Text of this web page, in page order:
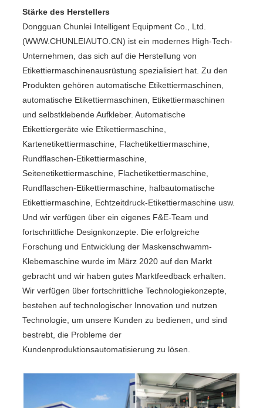
Stärke des Herstellers
Dongguan Chunlei Intelligent Equipment Co., Ltd.
(WWW.CHUNLEIAUTO.CN) ist ein modernes High-Tech-
Unternehmen, das sich auf die Herstellung von
Etikettiermaschinenausrüstung spezialisiert hat. Zu den
Produkten gehören automatische Etikettiermaschinen,
automatische Etikettiermaschinen, Etikettiermaschinen
und selbstklebende Aufkleber. Automatische
Etikettiergeräte wie Etikettiermaschine,
Kartenetikettiermaschine, Flachetikettiermaschine,
Rundflaschen-Etikettiermaschine,
Seitenetikettiermaschine, Flachetikettiermaschine,
Rundflaschen-Etikettiermaschine, halbautomatische
Etikettiermaschine, Echtzeitdruck-Etikettiermaschine usw.
Und wir verfügen über ein eigenes F&E-Team und
fortschrittliche Designkonzepte. Die erfolgreiche
Forschung und Entwicklung der Maskenschwamm-
Klebemaschine wurde im März 2020 auf den Markt
gebracht und wir haben gutes Marktfeedback erhalten.
Wir verfügen über fortschrittliche Technologiekonzepte,
bestehen auf technologischer Innovation und nutzen
Technologie, um unsere Kunden zu bedienen, und sind
bestrebt, die Probleme der
Kundenproduktionsautomatisierung zu lösen.